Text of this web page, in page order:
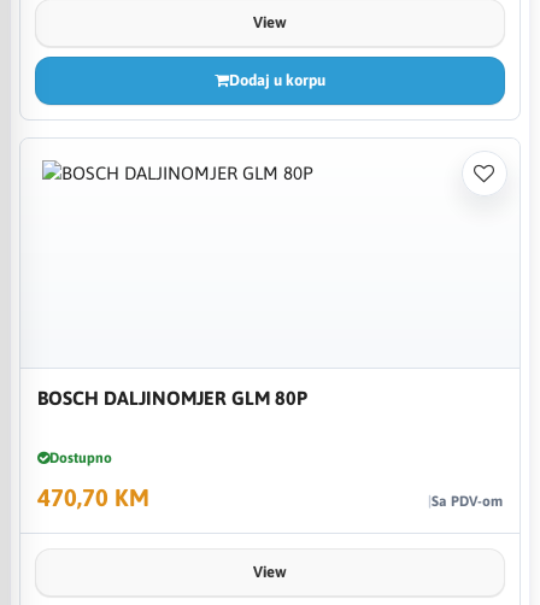
View
Dodaj u korpu
BOSCH DALJINOMJER GLM 80P
Dostupno
470,70 KM Sa PDV-om
View